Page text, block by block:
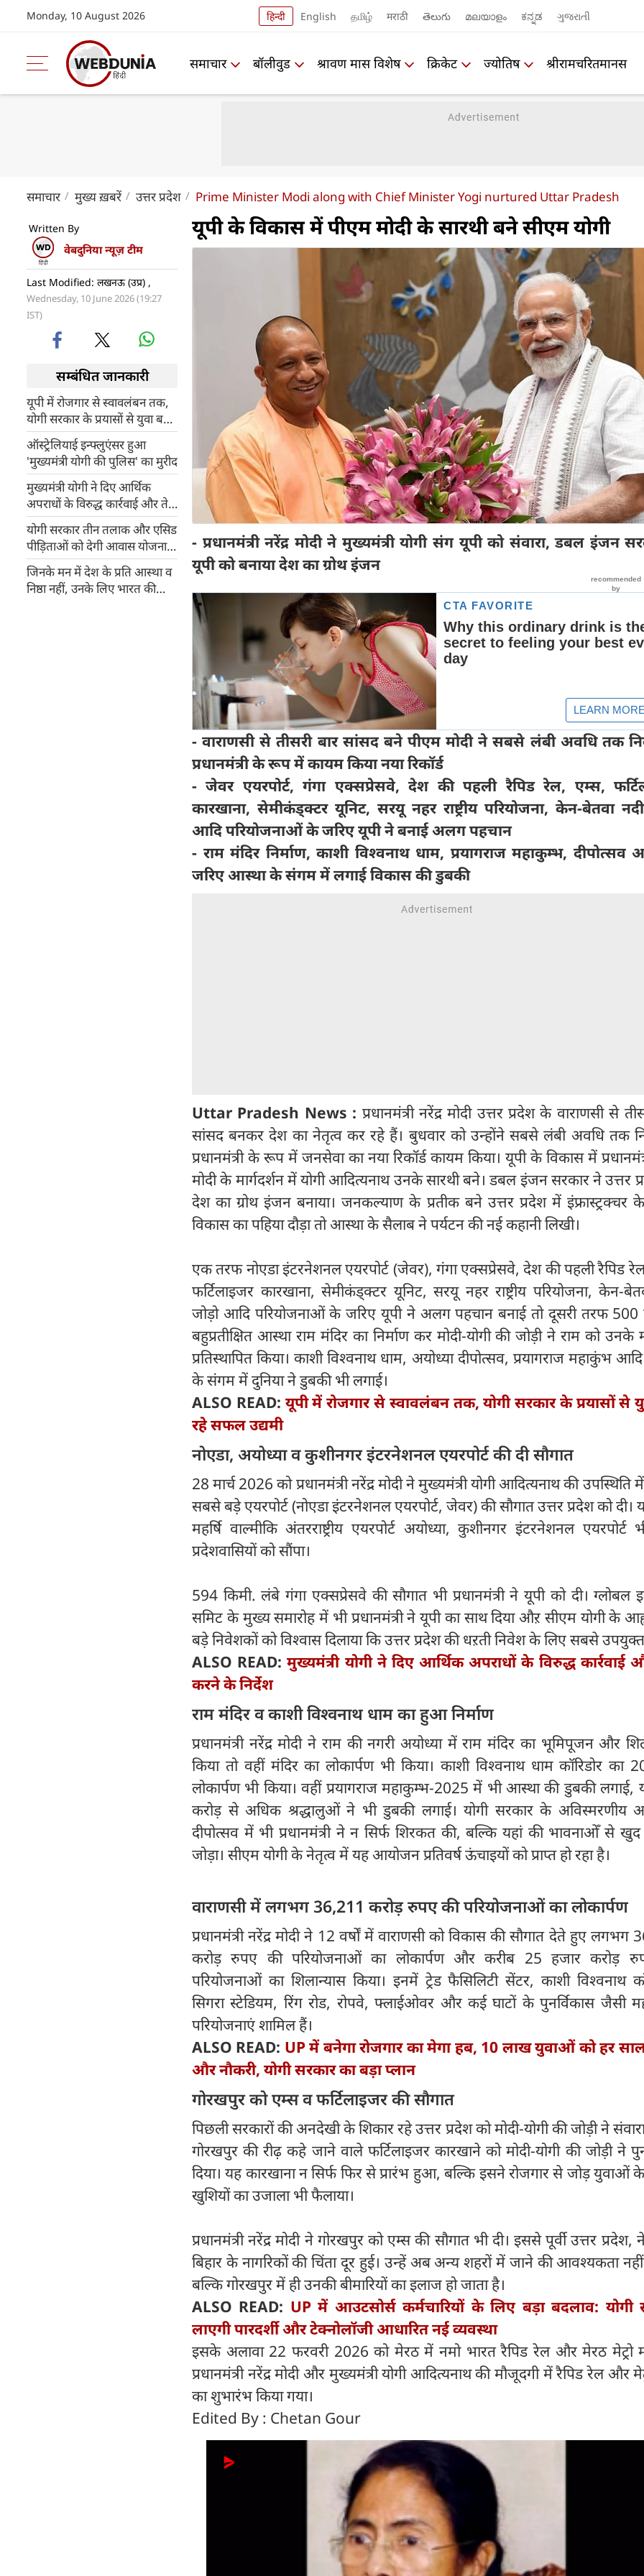
Monday, 10 August 2026 हिन्दी English தமிழ் मराठी తెలుగు മലയാളം ಕನ್ನಡ ગુજરાતી
समाचार बॉलीवुड श्रावण मास विशेष क्रिकेट ज्योतिष श्रीरामचरितमानस
समाचार मुख्य ख़बरें उत्तर प्रदेश Prime Minister Modi along with Chief Minister Yogi nurtured Uttar Pradesh
Written By
वेबदुनिया न्यूज़ टीम
Last Modified: लखनऊ (उप्र) ,
Wednesday, 10 June 2026 (19:27
IST)
सम्बंधित जानकारी
यूपी में रोजगार से स्वावलंबन तक,
योगी सरकार के प्रयासों से युवा बन
रहे सफल उद्यमी
ऑस्ट्रेलियाई इन्फ्लुएंसर हुआ
'मुख्यमंत्री योगी की पुलिस' का मुरीद
मुख्यमंत्री योगी ने दिए आर्थिक
अपराधों के विरुद्ध कार्रवाई और तेज
करने के निर्देश
योगी सरकार तीन तलाक और एसिड
पीड़िताओं को देगी आवास योजना
का लाभ
जिनके मन में देश के प्रति आस्था व
निष्ठा नहीं, उनके लिए भारत की
यूपी के विकास में पीएम मोदी के सारथी बने सीएम योगी
- प्रधानमंत्री नरेंद्र मोदी ने मुख्यमंत्री योगी संग यूपी को संवारा, डबल इंजन
यूपी को बनाया देश का ग्रोथ इंजन
- वाराणसी से तीसरी बार सांसद बने पीएम मोदी ने सबसे लंबी अवधि तक
प्रधानमंत्री के रूप में कायम किया नया रिकॉर्ड
- जेवर एयरपोर्ट, गंगा एक्सप्रेसवे, देश की पहली रैपिड रेल, एम्स,
कारखाना, सेमीकंड्क्टर यूनिट, सरयू नहर राष्ट्रीय परियोजना, केन-बेतवा
आदि परियोजनाओं के जरिए यूपी ने बनाई अलग पहचान
- राम मंदिर निर्माण, काशी विश्वनाथ धाम, प्रयागराज महाकुम्भ, दीपोत्सव
जरिए आस्था के संगम में लगाई विकास की डुबकी
Uttar Pradesh News : प्रधानमंत्री नरेंद्र मोदी उत्तर प्रदेश के वाराणसी से
सांसद बनकर देश का नेतृत्व कर रहे हैं। बुधवार को उन्होंने सबसे लंबी अवधि तक
प्रधानमंत्री के रूप में जनसेवा का नया रिकॉर्ड कायम किया। यूपी के विकास में
मोदी के मार्गदर्शन में योगी आदित्यनाथ उनके सारथी बने। डबल इंजन सरकार ने उत्तर
देश का ग्रोथ इंजन बनाया। जनकल्याण के प्रतीक बने उत्तर प्रदेश में इंफ्रास्ट्रक्चर
विकास का पहिया दौड़ा तो आस्था के सैलाब ने पर्यटन की नई कहानी लिखी।
एक तरफ नोएडा इंटरनेशनल एयरपोर्ट (जेवर), गंगा एक्सप्रेसवे, देश की पहली रैपिड
फर्टिलाइजर कारखाना, सेमीकंड्क्टर यूनिट, सरयू नहर राष्ट्रीय परियोजना, केन-
जोड़ो आदि परियोजनाओं के जरिए यूपी ने अलग पहचान बनाई तो दूसरी तरफ 500
बहुप्रतीक्षित आस्था राम मंदिर का निर्माण कर मोदी-योगी की जोड़ी ने राम को उनके
प्रतिस्थापित किया। काशी विश्वनाथ धाम, अयोध्या दीपोत्सव, प्रयागराज महाकुंभ
के संगम में दुनिया ने डुबकी भी लगाई।
ALSO READ: यूपी में रोजगार से स्वावलंबन तक, योगी सरकार के प्रयासों से
रहे सफल उद्यमी
नोएडा, अयोध्या व कुशीनगर इंटरनेशनल एयरपोर्ट की दी सौगात
28 मार्च 2026 को प्रधानमंत्री नरेंद्र मोदी ने मुख्यमंत्री योगी आदित्यनाथ की
सबसे बड़े एयरपोर्ट (नोएडा इंटरनेशनल एयरपोर्ट, जेवर) की सौगात उत्तर प्रदेश को दी।
महर्षि वाल्मीकि अंतरराष्ट्रीय एयरपोर्ट अयोध्या, कुशीनगर इंटरनेशनल एयरपोर्ट
प्रदेशवासियों को सौंपा।
594 किमी. लंबे गंगा एक्सप्रेसवे की सौगात भी प्रधानमंत्री ने यूपी को दी। ग्लोबल
समिट के मुख्य समारोह में भी प्रधानमंत्री ने यूपी का साथ दिया औऱ सीएम योगी के
बड़े निवेशकों को विश्वास दिलाया कि उत्तर प्रदेश की धऱती निवेश के लिए सबसे
ALSO READ:मुख्यमंत्री योगी ने दिए आर्थिक अपराधों के विरुद्ध कार्रवाई
करने के निर्देश
राम मंदिर व काशी विश्वनाथ धाम का हुआ निर्माण
प्रधानमंत्री नरेंद्र मोदी ने राम की नगरी अयोध्या में राम मंदिर का भूमिपूजन और
किया तो वहीं मंदिर का लोकार्पण भी किया। काशी विश्वनाथ धाम कॉरिडोर का
लोकार्पण भी किया। वहीं प्रयागराज महाकुम्भ-2025 में भी आस्था की डुबकी लगाई,
करोड़ से अधिक श्रद्धालुओं ने भी डुबकी लगाई। योगी सरकार के अविस्मरणीय
दीपोत्सव में भी प्रधानमंत्री ने न सिर्फ शिरकत की, बल्कि यहां की भावनाओँ से
जोड़ा। सीएम योगी के नेतृत्व में यह आयोजन प्रतिवर्ष ऊंचाइयों को प्राप्त हो रहा है।
वाराणसी में लगभग 36,211 करोड़ रुपए की परियोजनाओं का लोकार्पण
प्रधानमंत्री नरेंद्र मोदी ने 12 वर्षों में वाराणसी को विकास की सौगात देते हुए लगभग
करोड़ रुपए की परियोजनाओं का लोकार्पण और करीब 25 हजार करोड़
परियोजनाओं का शिलान्यास किया। इनमें ट्रेड फैसिलिटी सेंटर, काशी विश्वनाथ
सिगरा स्टेडियम, रिंग रोड, रोपवे, फ्लाईओवर और कई घाटों के पुनर्विकास जैसी
परियोजनाएं शामिल हैं।
ALSO READ: UP में बनेगा रोजगार का मेगा हब, 10 लाख युवाओं को हर साल
और नौकरी, योगी सरकार का बड़ा प्लान
गोरखपुर को एम्स व फर्टिलाइजर की सौगात
पिछली सरकारों की अनदेखी के शिकार रहे उत्तर प्रदेश को मोदी-योगी की जोड़ी ने
गोरखपुर की रीढ़ कहे जाने वाले फर्टिलाइजर कारखाने को मोदी-योगी की जोड़ी ने
दिया। यह कारखाना न सिर्फ फिर से प्रारंभ हुआ, बल्कि इसने रोजगार से जोड़ युवाओं
खुशियों का उजाला भी फैलाया।
प्रधानमंत्री नरेंद्र मोदी ने गोरखपुर को एम्स की सौगात भी दी। इससे पूर्वी उत्तर प्रदेश,
बिहार के नागरिकों की चिंता दूर हुई। उन्हें अब अन्य शहरों में जाने की आवश्यकता
बल्कि गोरखपुर में ही उनकी बीमारियों का इलाज हो जाता है।
ALSO READ: UP में आउटसोर्स कर्मचारियों के लिए बड़ा बदलाव: योगी
लाएगी पारदर्शी और टेक्नोलॉजी आधारित नई व्यवस्था
इसके अलावा 22 फरवरी 2026 को मेरठ में नमो भारत रैपिड रेल और मेरठ मेट्रो
प्रधानमंत्री नरेंद्र मोदी और मुख्यमंत्री योगी आदित्यनाथ की मौजूदगी में रैपिड रेल और
का शुभारंभ किया गया।
Edited By : Chetan Gour